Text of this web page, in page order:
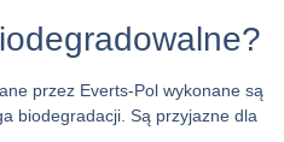
przez Everts-Pol wykonane są
biodegradacji. Są przyjazne dla